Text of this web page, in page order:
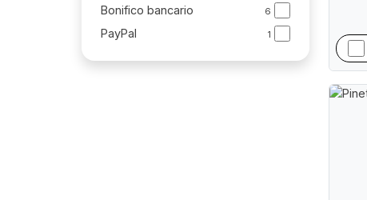
Bonifico bancario 6
PayPal 1